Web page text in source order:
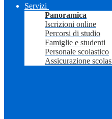
Servizi
Panoramica
Iscrizioni online
Percorsi di studio
Famiglie e studenti
Personale scolastico
Assicurazione